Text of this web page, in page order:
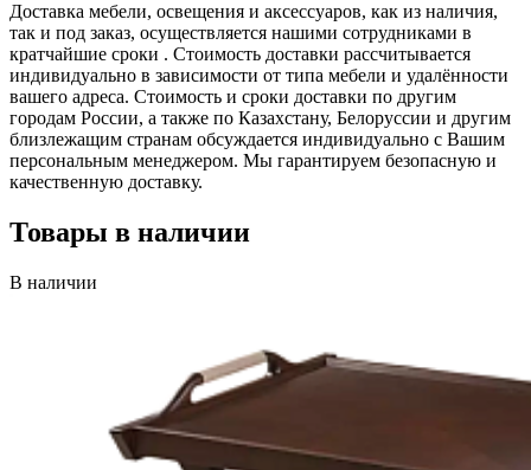
Доставка мебели, освещения и аксессуаров, как из наличия,
так и под заказ, осуществляется нашими сотрудниками в
кратчайшие сроки . Стоимость доставки рассчитывается
индивидуально в зависимости от типа мебели и удалённости
вашего адреса. Стоимость и сроки доставки по другим
городам России, а также по Казахстану, Белоруссии и другим
близлежащим странам обсуждается индивидуально с Вашим
персональным менеджером. Мы гарантируем безопасную и
качественную доставку.
Товары в наличии
В наличии